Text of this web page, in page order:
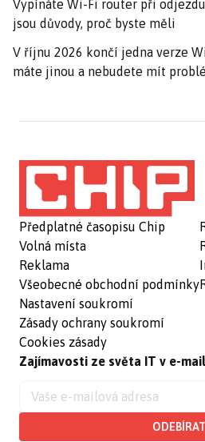
Vypínáte Wi-Fi router při
jsou důvody, proč byste měli
V říjnu 2026 končí jedna verze
máte jinou a nebudete mít
Předplatné časopisu Chip
Volná místa
Reklama
Všeobecné obchodní podmínky
Nastavení soukromí
Zásady ochrany soukromí
Cookies zásady
Zajímavosti ze světa IT v e-
ODEBÍRAT